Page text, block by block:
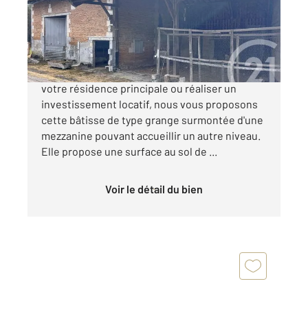
à vendre
39 000 €
Vous souhaitez rénover un bien pour y établir
votre résidence principale ou réaliser un
investissement locatif, nous vous proposons
cette bâtisse de type grange surmontée d'une
mezzanine pouvant accueillir un autre niveau.
Elle propose une surface au sol de ...
Voir le détail du bien